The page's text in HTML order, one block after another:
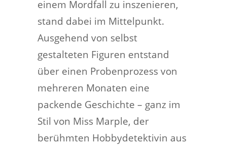
einem Mordfall zu inszenieren,
stand dabei im Mittelpunkt.
Ausgehend von selbst
gestalteten Figuren entstand
über einen Probenprozess von
mehreren Monaten eine
packende Geschichte – ganz im
Stil von Miss Marple, der
berühmten Hobbydetektivin aus